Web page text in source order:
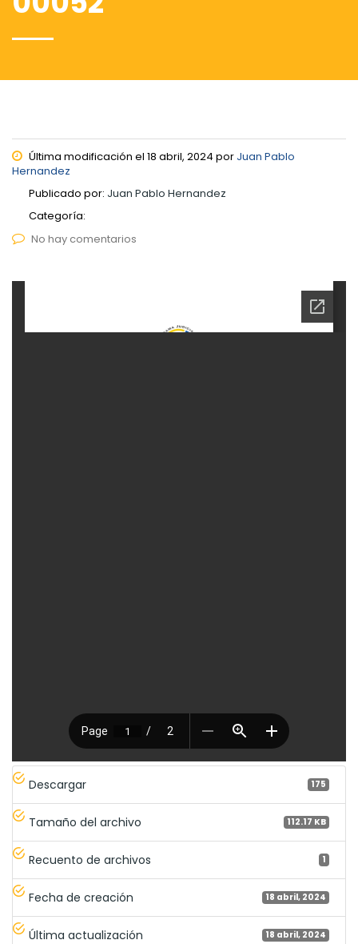
Última modificación el 18 abril, 2024 por Juan Pablo
Hernandez
Publicado por: Juan Pablo Hernandez
Categoría:
No hay comentarios
Descargar 175
Tamaño del archivo 112.17 KB
Recuento de archivos 1
Fecha de creación 18 abril, 2024
Última actualización 18 abril, 2024